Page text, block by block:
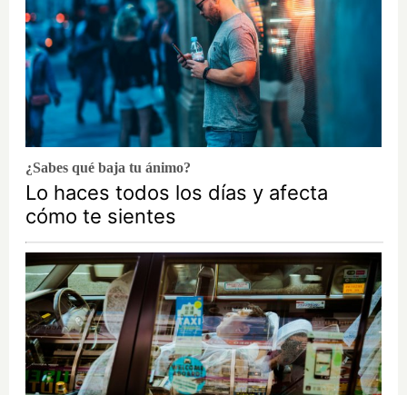
¿Sabes qué baja tu ánimo?
Lo haces todos los días y afecta
cómo te sientes